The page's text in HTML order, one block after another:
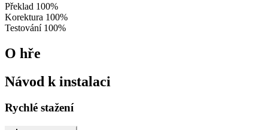
Překlad 100%
Korektura 100%
Testování 100%
O hře
Návod k instalaci
Rychlé stažení